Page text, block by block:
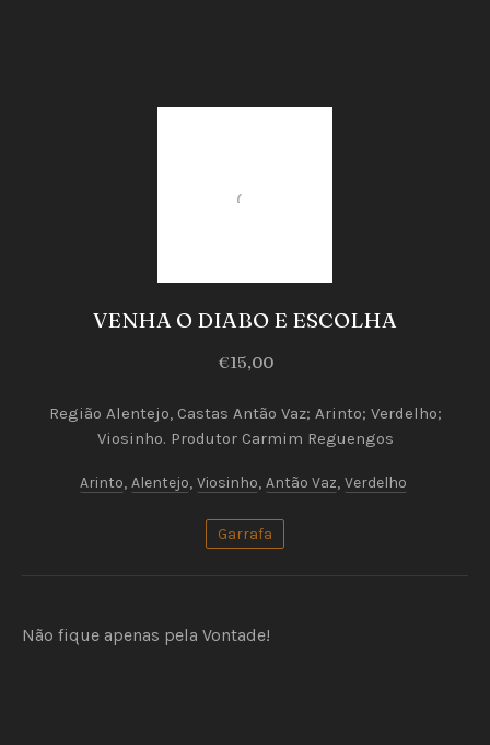
Brancos
DIABO
E
ESCOLHA
VENHA O DIABO E ESCOLHA
€15,00
Região Alentejo, Castas Antão Vaz; Arinto; Verdelho;
Viosinho. Produtor Carmim Reguengos
Arinto, Alentejo, Viosinho, Antão Vaz, Verdelho
Garrafa
Não fique apenas pela Vontade!